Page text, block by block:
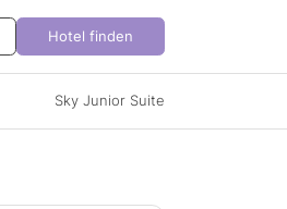
Hotel finden
Sky Junior Suite